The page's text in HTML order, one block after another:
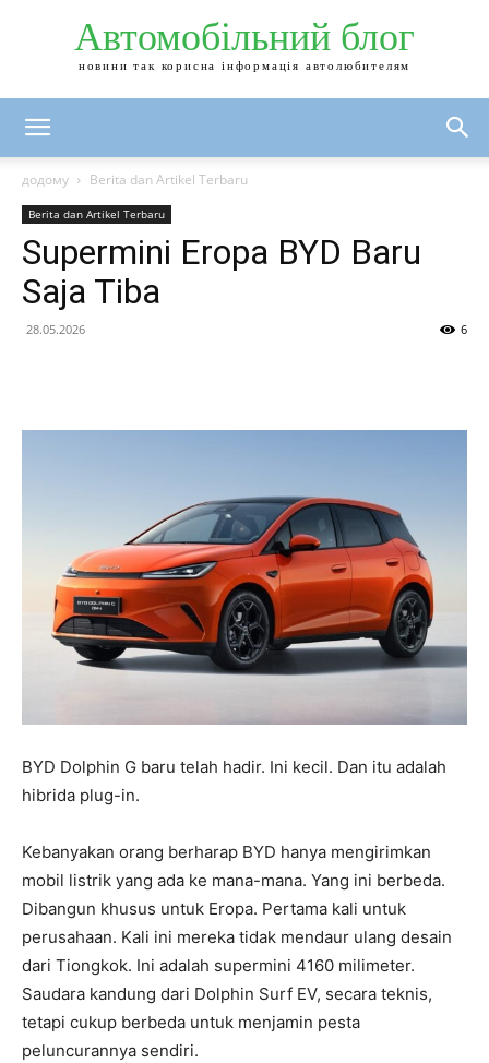
Автомобільний блог
новини так корисна інформація автолюбителям
додому Berita dan Artikel Terbaru
Berita dan Artikel Terbaru
Supermini Eropa BYD Baru
Saja Tiba
28.05.2026 6
BYD Dolphin G baru telah hadir. Ini kecil. Dan itu adalah
hibrida plug-in.
Kebanyakan orang berharap BYD hanya mengirimkan
mobil listrik yang ada ke mana-mana. Yang ini berbeda.
Dibangun khusus untuk Eropa. Pertama kali untuk
perusahaan. Kali ini mereka tidak mendaur ulang desain
dari Tiongkok. Ini adalah supermini 4160 milimeter.
Saudara kandung dari Dolphin Surf EV, secara teknis,
tetapi cukup berbeda untuk menjamin pesta
peluncurannya sendiri.